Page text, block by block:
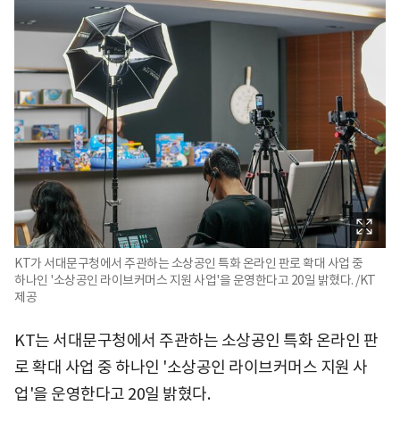
KT가 서대문구청에서 주관하는 소상공인 특화 온라인 판로 확대 사업 중
하나인 '소상공인 라이브커머스 지원 사업'을 운영한다고 20일 밝혔다. /KT
제공
KT는 서대문구청에서 주관하는 소상공인 특화 온라인 판
로 확대 사업 중 하나인 '소상공인 라이브커머스 지원 사
업'을 운영한다고 20일 밝혔다.